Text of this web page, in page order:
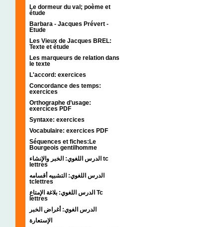
Le dormeur du val; poème et
étude
Barbara - Jacques Prévert -
Etude
Les Vieux de Jacques BREL:
Texte et étude
Les marqueurs de relation dans
le texte
L'accord: exercices
Concordance des temps:
exercices
Orthographe d’usage:
exercices PDF
Syntaxe: exercices
Vocabulaire: exercices PDF
Séquences et fiches:Le
Bourgeois gentilhomme
الدرس اللغوي: الخبر والإنشاء tc
lettres
الدرس اللغوي: التشبيه أقسامه
tclettres
الدرس اللغوي: بلاغة الإمتاع Tc
lettres
الدرس الغوي: أغراض الخبر
الإستعارة